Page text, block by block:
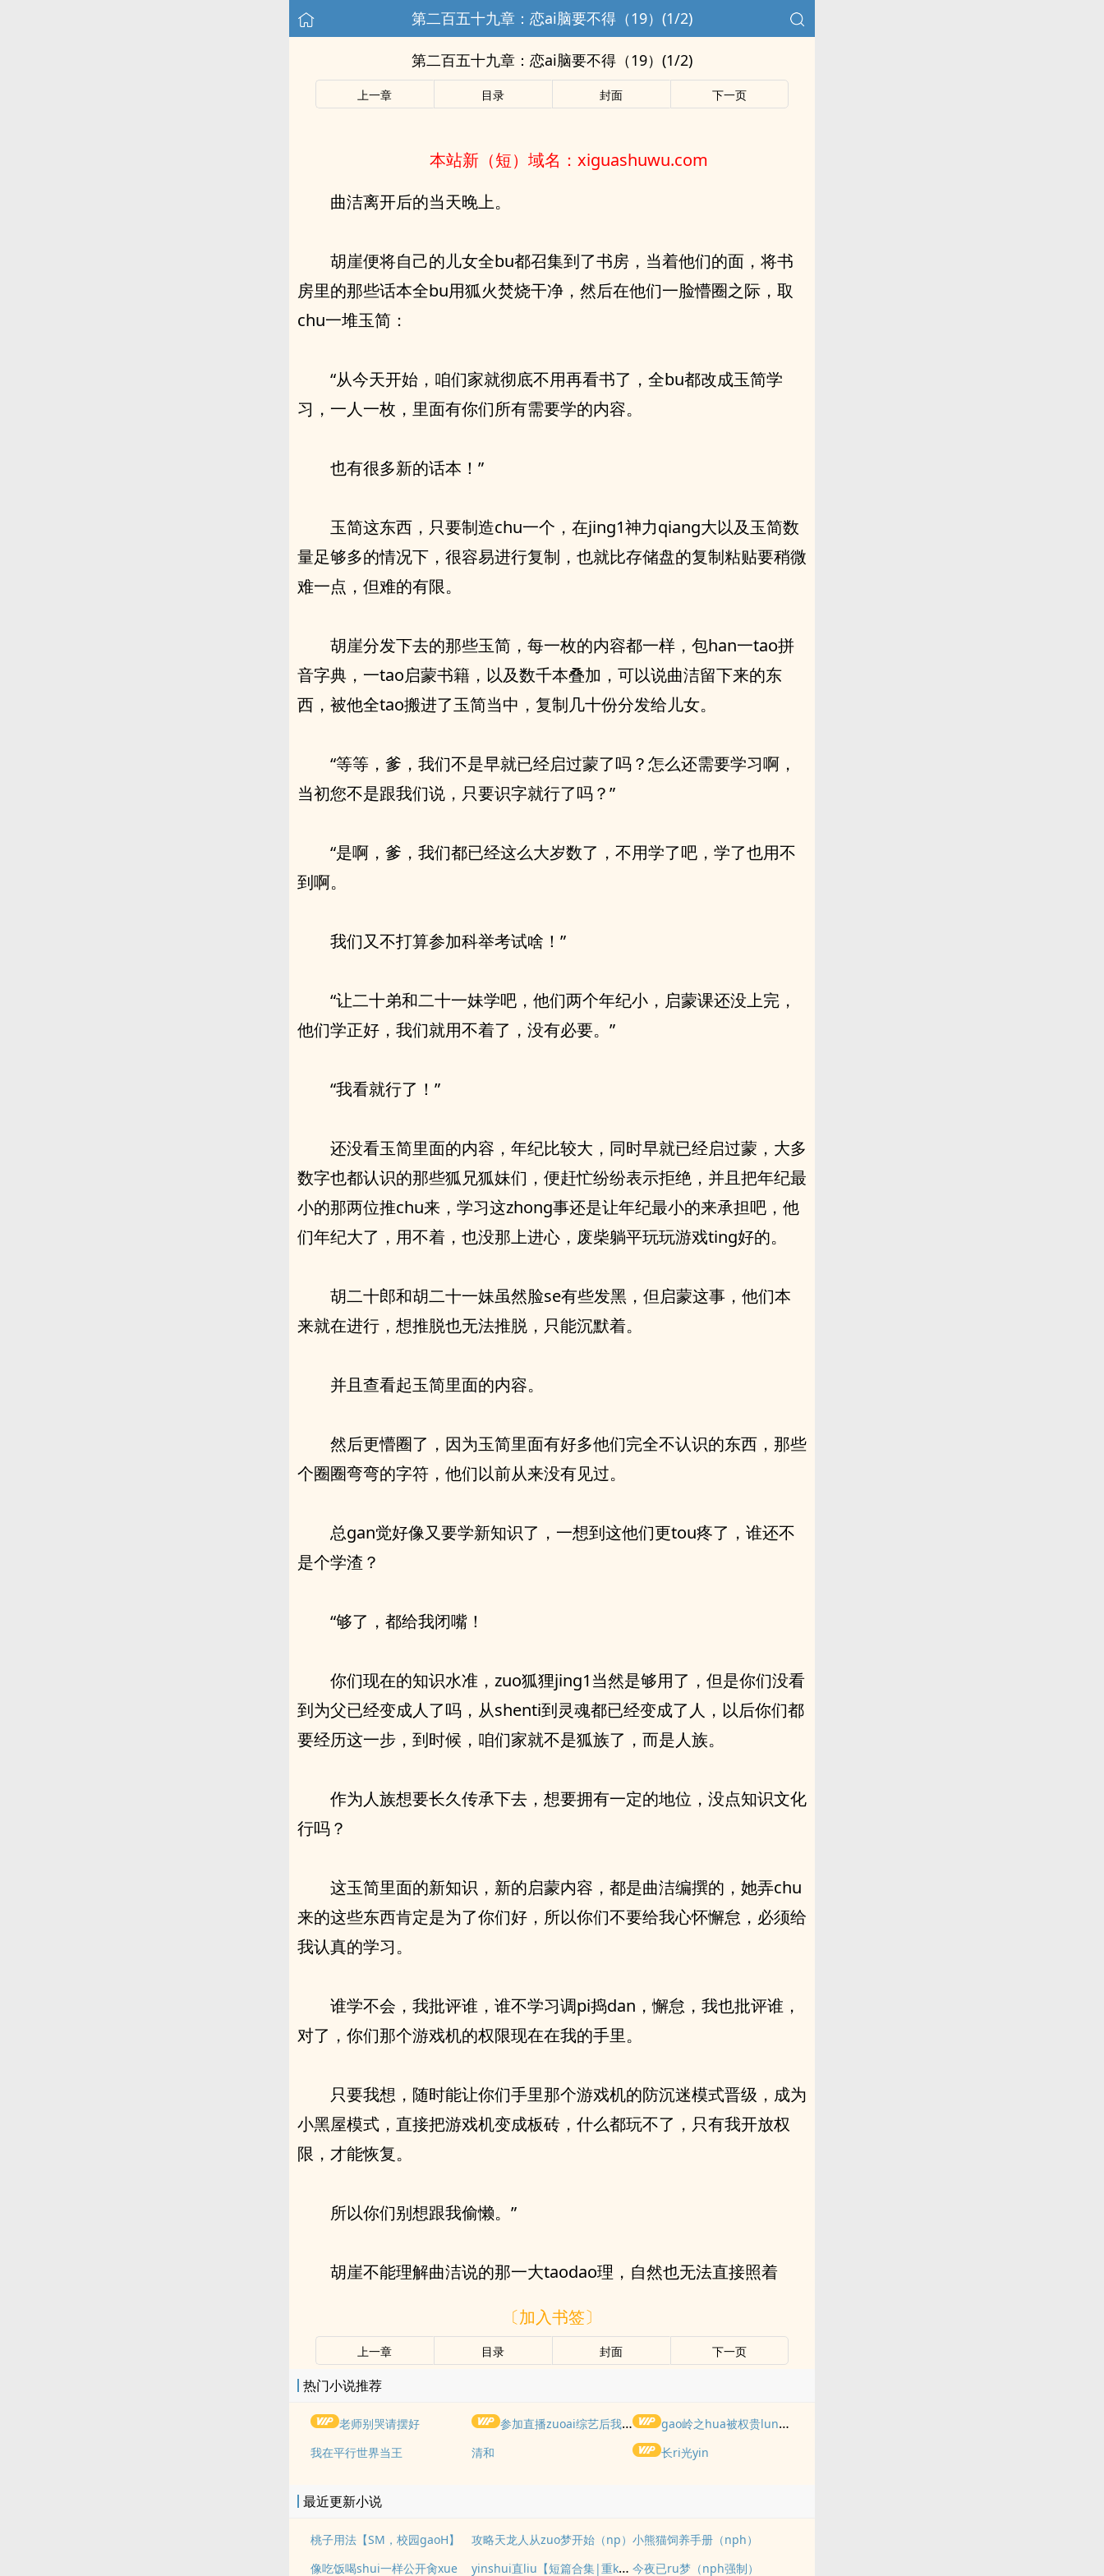
第二百五十九章：恋ai脑要不得（19）(1/2)
第二百五十九章：恋ai脑要不得（19）(1/2)
上一章 目录 封面 下一页
本站新（短）域名：xiguashuwu.com
曲洁离开后的当天晚上。
胡崖便将自己的儿女全bu都召集到了书房，当着他们的面，将书
房里的那些话本全bu用狐火焚烧干净，然后在他们一脸懵圈之际，取
chu一堆玉简：
“从今天开始，咱们家就彻底不用再看书了，全bu都改成玉简学
习，一人一枚，里面有你们所有需要学的内容。
也有很多新的话本！”
玉简这东西，只要制造chu一个，在jing1神力qiang大以及玉简数
量足够多的情况下，很容易进行复制，也就比存储盘的复制粘贴要稍微
难一点，但难的有限。
胡崖分发下去的那些玉简，每一枚的内容都一样，包han一tao拼
音字典，一tao启蒙书籍，以及数千本叠加，可以说曲洁留下来的东
西，被他全tao搬进了玉简当中，复制几十份分发给儿女。
“等等，爹，我们不是早就已经启过蒙了吗？怎么还需要学习啊，
当初您不是跟我们说，只要识字就行了吗？”
“是啊，爹，我们都已经这么大岁数了，不用学了吧，学了也用不
到啊。
我们又不打算参加科举考试啥！”
“让二十弟和二十一妹学吧，他们两个年纪小，启蒙课还没上完，
他们学正好，我们就用不着了，没有必要。”
“我看就行了！”
还没看玉简里面的内容，年纪比较大，同时早就已经启过蒙，大多
数字也都认识的那些狐兄狐妹们，便赶忙纷纷表示拒绝，并且把年纪最
小的那两位推chu来，学习这zhong事还是让年纪最小的来承担吧，他
们年纪大了，用不着，也没那上进心，废柴躺平玩玩游戏ting好的。
胡二十郎和胡二十一妹虽然脸se有些发黑，但启蒙这事，他们本
来就在进行，想推脱也无法推脱，只能沉默着。
并且查看起玉简里面的内容。
然后更懵圈了，因为玉简里面有好多他们完全不认识的东西，那些
个圈圈弯弯的字符，他们以前从来没有见过。
总gan觉好像又要学新知识了，一想到这他们更tou疼了，谁还不
是个学渣？
“够了，都给我闭嘴！
你们现在的知识水准，zuo狐狸jing1当然是够用了，但是你们没看
到为父已经变成人了吗，从shenti到灵魂都已经变成了人，以后你们都
要经历这一步，到时候，咱们家就不是狐族了，而是人族。
作为人族想要长久传承下去，想要拥有一定的地位，没点知识文化
行吗？
这玉简里面的新知识，新的启蒙内容，都是曲洁编撰的，她弄chu
来的这些东西肯定是为了你们好，所以你们不要给我心怀懈怠，必须给
我认真的学习。
谁学不会，我批评谁，谁不学习调pi捣dan，懈怠，我也批评谁，
对了，你们那个游戏机的权限现在在我的手里。
只要我想，随时能让你们手里那个游戏机的防沉迷模式晋级，成为
小黑屋模式，直接把游戏机变成板砖，什么都玩不了，只有我开放权
限，才能恢复。
所以你们别想跟我偷懒。”
胡崖不能理解曲洁说的那一大taodao理，自然也无法直接照着
〔加入书签〕
上一章 目录 封面 下一页
热门小说推荐
老师别哭请摆好 参加直播zuoai综艺后我火了(NPH)
gao岭之hua被权贵lun了后
我在平行世界当王
清和 长ri光yin
最近更新小说
桃子用法【SM，校园gaoH】 攻略天龙人从zuo梦开始（np） 小熊猫饲养手册（nph）
像吃饭喝shui一样公开肏xue
yinshui直liu【短篇合集|重kou|黄暴|gaoh|纯rou】 今夜已ru梦（nph强制）